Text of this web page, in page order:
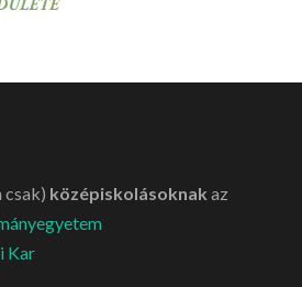
csak) középiskolásoknak az
Kar